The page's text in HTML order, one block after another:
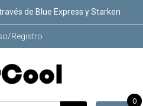
de Blue Express y Starken
Registro
0